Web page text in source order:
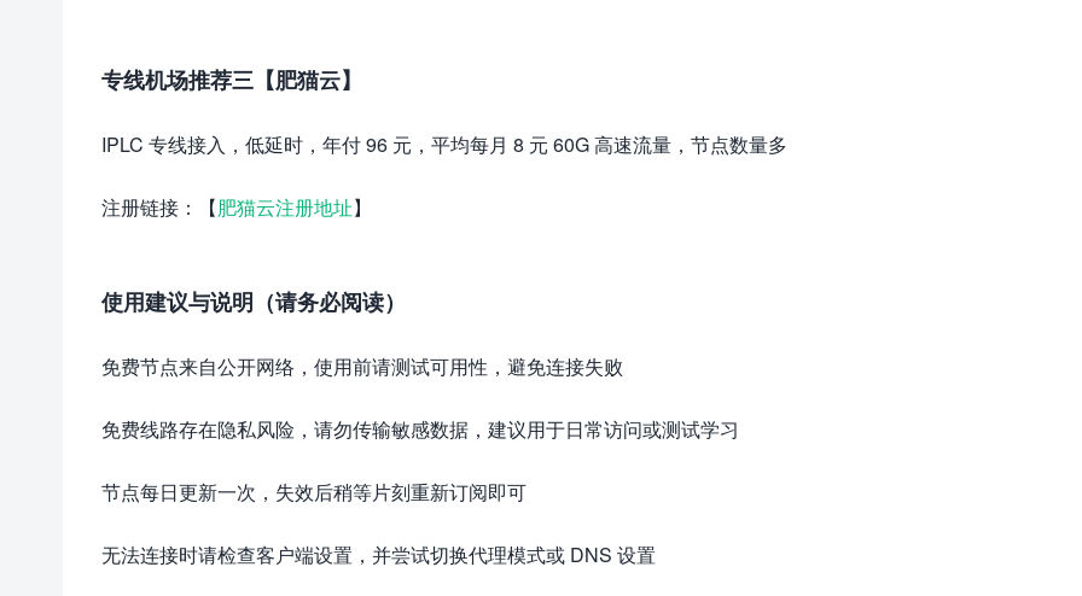
专线机场推荐三【肥猫云】
IPLC 专线接入，低延时，年付 96 元，平均每月 8 元 60G 高速流量，节点数量多
注册链接：【肥猫云注册地址】
使用建议与说明（请务必阅读）
免费节点来自公开网络，使用前请测试可用性，避免连接失败
免费线路存在隐私风险，请勿传输敏感数据，建议用于日常访问或测试学习
节点每日更新一次，失效后稍等片刻重新订阅即可
无法连接时请检查客户端设置，并尝试切换代理模式或 DNS 设置